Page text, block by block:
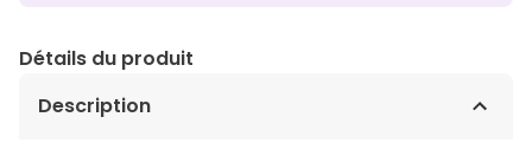
Détails du produit
Description